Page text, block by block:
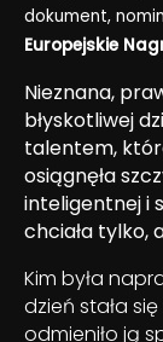
dokument,
Europejskie
Nieznana,
błyskotliwej
talentem,
osiągnęła
inteligentnej i
chciała tylko,
Kim była
dzień stała
odmieniło ją